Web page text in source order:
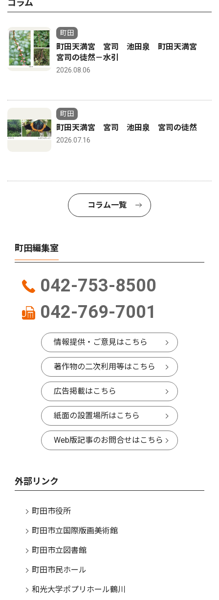
コラム
町田
町田天満宮 宮司 池田泉 町田天満宮
宮司の徒然－水引
2026.08.06
町田
町田天満宮 宮司 池田泉 宮司の徒然
2026.07.16
コラム一覧
町田編集室
042-753-8500
042-769-7001
情報提供・ご意見はこちら
著作物の二次利用等はこちら
広告掲載はこちら
紙面の設置場所はこちら
Web版記事のお問合せはこちら
外部リンク
町田市役所
町田市立国際版画美術館
町田市立図書館
町田市民ホール
和光大学ポプリホール鶴川